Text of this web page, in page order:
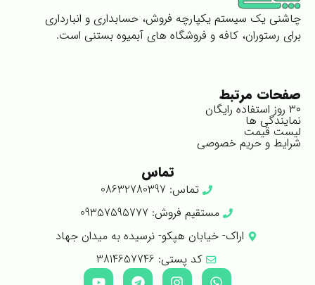
چاشنی یک سیستم یکپارچه فروش، حسابداری و انبارداری
برای رستوران، کافه و فروشگاه های آبمیوه بستنی است.
صفحات مرتبط
۳۰ روز استفاده رایگان
نمایندگی ها
لیست قیمت
شرایط و حریم خصوصی
تماس
تماس: 08632780397
مستقیم فروش: 09357595777
اراک- خیابان هپکو- نرسیده به میدان جهاد
کد پستی: 3814657746